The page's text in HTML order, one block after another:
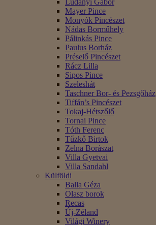
Mayer Pince
Monyók Pincészet
Nádas Borműhely
Pálinkás Pince
Paulus Borház
Préselő Pincészet
Rácz Lilla
Sipos Pince
Szeleshát
Taschner Bor- és Pezsgőház
Tiffán’s Pincészet
Tokaj-Hétszőlő
Tornai Pince
Tóth Ferenc
Tűzkő Birtok
Zelna Borászat
Villa Gyetvai
Villa Sandahl
Külföldi
Balla Géza
Olasz borok
Recas
Új-Zéland
Világi Winery